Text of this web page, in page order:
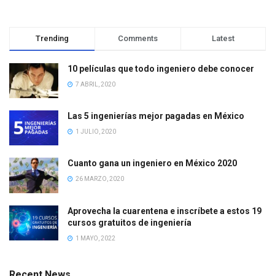
Trending Comments Latest
10 películas que todo ingeniero debe conocer
7 ABRIL, 2020
Las 5 ingenierías mejor pagadas en México
1 JULIO, 2020
Cuanto gana un ingeniero en México 2020
26 MARZO, 2020
Aprovecha la cuarentena e inscríbete a estos 19
cursos gratuitos de ingeniería
1 MAYO, 2022